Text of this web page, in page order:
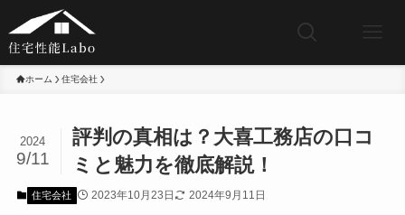
ホーム 住宅会社
評判の真相は？大喜工務店の口コ
ミと魅力を徹底解説！
2024
9/11
住宅会社 2023年10月23日 2024年9月11日